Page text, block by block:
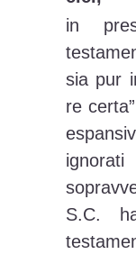
in
sia pur
re
S.C.